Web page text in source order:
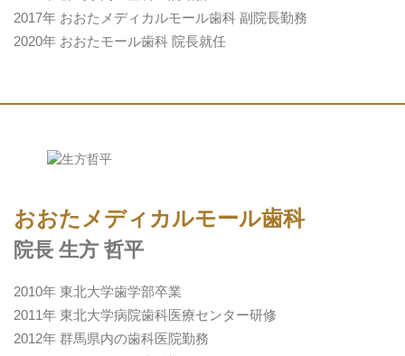
2017年 おおたメディカルモール歯科 副院長勤務
2020年 おおたモール歯科 院長就任
おおたメディカルモール歯科
院長 生方 哲平
2010年 東北大学歯学部卒業
2011年 東北大学病院歯科医療センター研修
2012年 群馬県内の歯科医院勤務